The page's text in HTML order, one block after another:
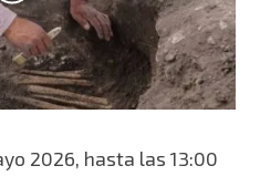
2026, hasta las 13:00